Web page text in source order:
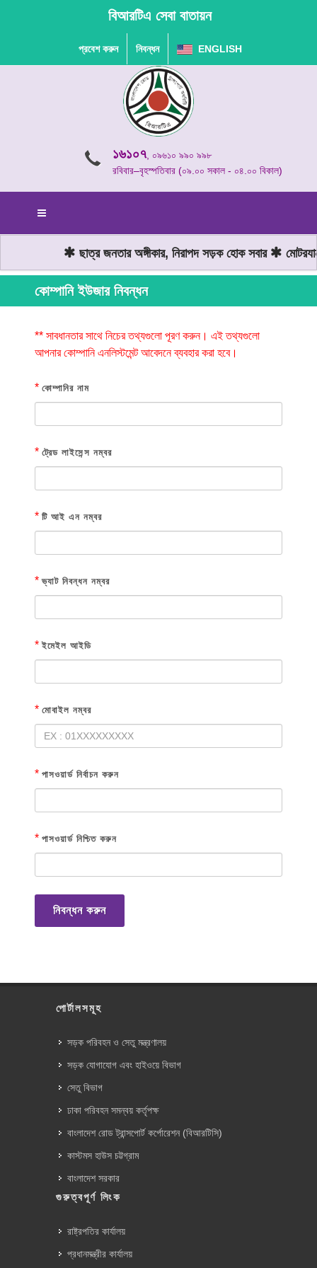
বিআরটিএ সেবা বাতায়ন
প্রবেশ করুন নিবন্ধন ENGLISH
১৬১০৭, ০৯৬১০ ৯৯০ ৯৯৮
রবিবার–বৃহস্পতিবার (০৯.০০ সকাল - ০৪.০০ বিকাল)
ছাত্র জনতার অঙ্গীকার, নিরাপদ সড়ক হোক সবার মোটরযান
কোম্পানি ইউজার নিবন্ধন
** সাবধানতার সাথে নিচের তথ্যগুলো পূরণ করুন। এই তথ্যগুলো
আপনার কোম্পানি এনলিস্টমেন্ট আবেদনে ব্যবহার করা হবে।
* কোম্পানির নাম
* ট্রেড লাইসেন্স নম্বর
* টি আই এন নম্বর
* ভ্যাট নিবন্ধন নম্বর
* ইমেইল আইডি
* মোবাইল নম্বর
* পাসওয়ার্ড নির্বাচন করুন
* পাসওয়ার্ড নিশ্চিত করুন
নিবন্ধন করুন
পোর্টালসমূহ
সড়ক পরিবহন ও সেতু মন্ত্রণালয়
সড়ক যোগাযোগ এবং হাইওয়ে বিভাগ
সেতু বিভাগ
ঢাকা পরিবহন সমন্বয় কর্তৃপক্ষ
বাংলাদেশ রোড ট্রান্সপোর্ট কর্পোরেশন (বিআরটিসি)
কাস্টমস হাউস চট্টগ্রাম
বাংলাদেশ সরকার
গুরুত্বপূর্ণ লিংক
রাষ্ট্রপতির কার্যালয়
প্রধানমন্ত্রীর কার্যালয়